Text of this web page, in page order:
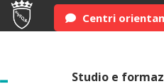
Centri
Studio e